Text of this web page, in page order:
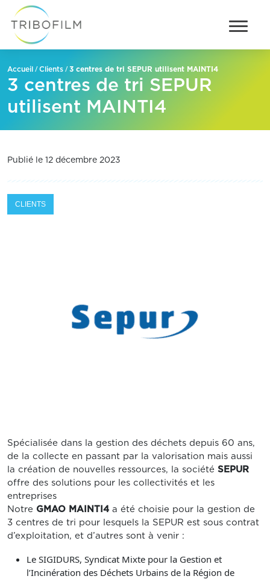
Accueil /Clients /3 centres de tri SEPUR utilisent MAINTI4
3 centres de tri SEPUR
utilisent MAINTI4
Publié le 12 décembre 2023
CLIENTS
Spécialisée dans la gestion des déchets depuis 60 ans,
de la collecte en passant par la valorisation mais aussi
la création de nouvelles ressources, la société SEPUR
offre des solutions pour les collectivités et les
entreprises
Notre GMAO MAINTI4 a été choisie pour la gestion de
3 centres de tri pour lesquels la SEPUR est sous contrat
d’exploitation, et d’autres sont à venir :
Le SIGIDURS, Syndicat Mixte pour la Gestion et
l’Incinération des Déchets Urbains de la Région de